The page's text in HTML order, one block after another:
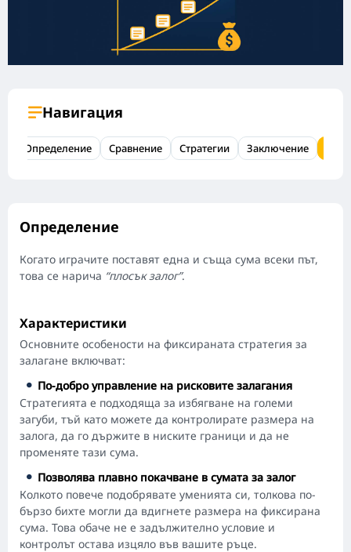
Навигация
Определение Сравнение Стратегии Заключение
Определениe
Когато играчите поставят една и съща сума всеки път,
това се нарича “плосък залог”.
Характеристики
Основните особености на фиксираната стратегия за
залагане включват:
По-добро управление на рисковите залагания
Стратегията е подходяща за избягване на големи
загуби, тъй като можете да контролирате размера на
залога, да го държите в ниските граници и да не
променяте тази сума.
Позволява плавно покачване в сумата за залог
Колкото повече подобрявате уменията си, толкова по-
бързо бихте могли да вдигнете размера на фиксирана
сума. Това обаче не е задължително условие и
контролът остава изцяло във вашите ръце.